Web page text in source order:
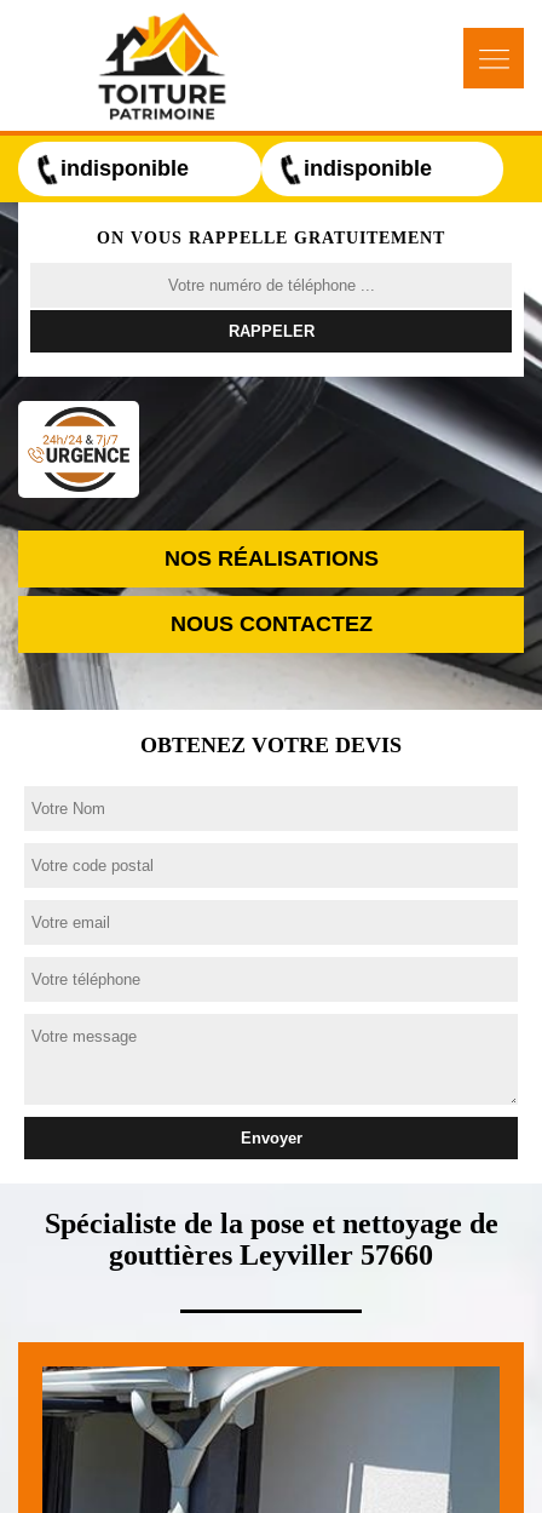
indisponible indisponible
ON VOUS RAPPELLE GRATUITEMENT
NOS RÉALISATIONS
NOUS CONTACTEZ
OBTENEZ VOTRE DEVIS
Spécialiste de la pose et nettoyage de
gouttières Leyviller 57660